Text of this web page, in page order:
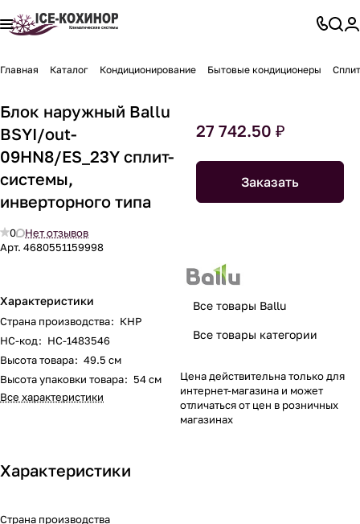
Главная Каталог Кондиционирование Бытовые кондиционеры
Блок наружный Ballu
BSYI/out-
09HN8/ES_23Y сплит-
системы,
инверторного типа
0
Нет отзывов
Арт. 4680551159998
Характеристики
Страна производства: КНР
НС-код: НС-1483546
Высота товара: 49.5 см
Высота упаковки товара: 54 см
Все характеристики
27 742.50 ₽
Заказать
Все товары Ballu
Все товары категории
Цена действительна только для
интернет-магазина и может
отличаться от цен в розничных
магазинах
Характеристики
Страна производства